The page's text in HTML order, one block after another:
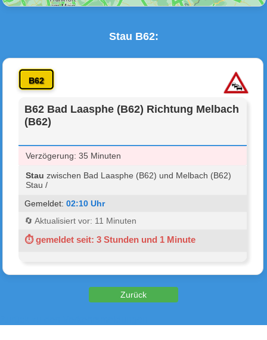
Stau B62:
B62
B62 Bad Laasphe (B62) Richtung Melbach
(B62)
Verzögerung: 35 Minuten
Stau zwischen Bad Laasphe (B62) und Melbach (B62)
Stau /
Gemeldet:02:10 Uhr
🔄 Aktualisiert vor: 11 Minuten
⏱ gemeldet seit: 3 Stunden und 1 Minute